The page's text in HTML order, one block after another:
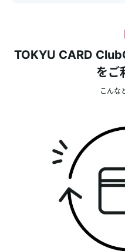
TOKYU CARD
をご
こんな